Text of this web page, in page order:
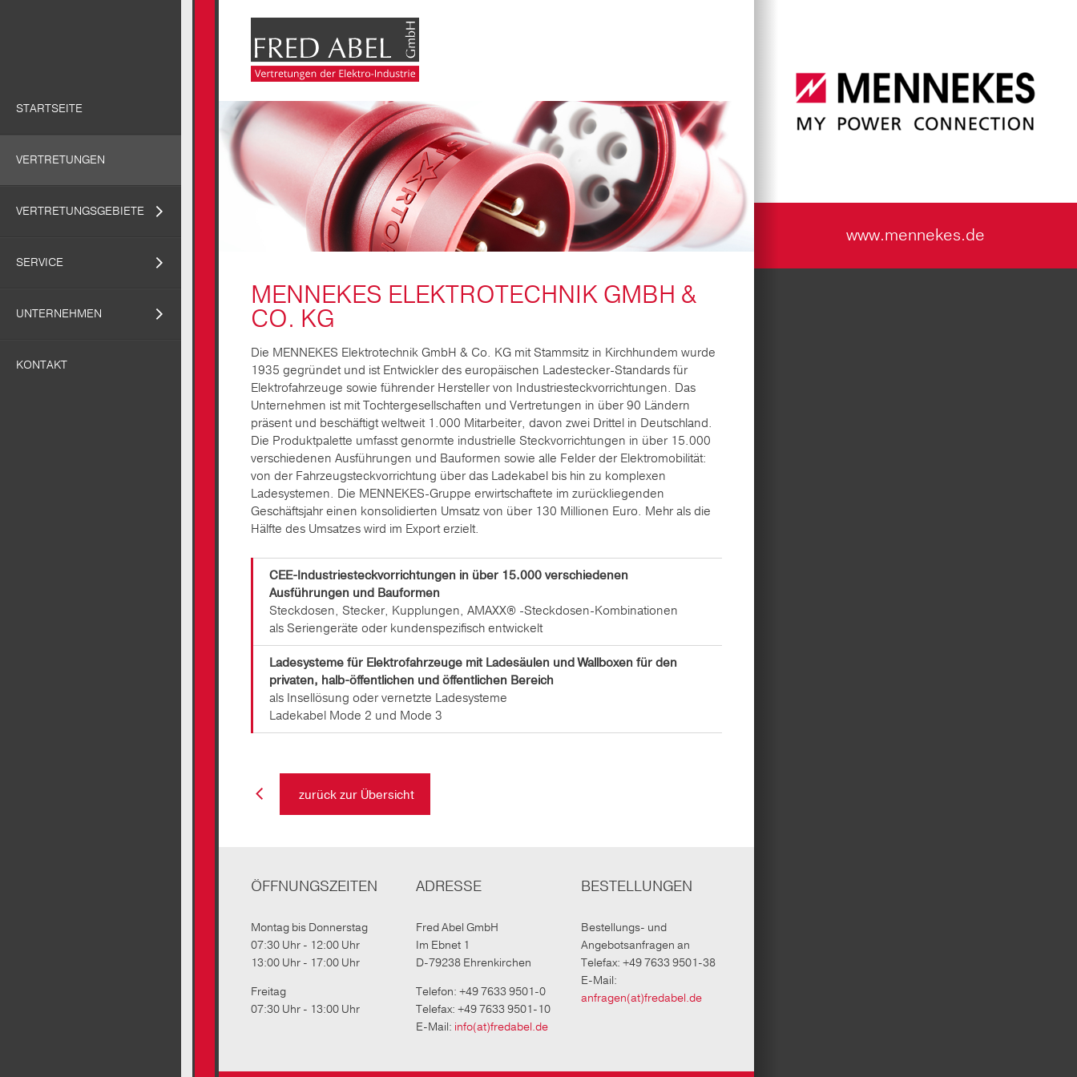
STARTSEITE
VERTRETUNGEN
VERTRETUNGSGEBIETE
SERVICE
UNTERNEHMEN
KONTAKT
MENNEKES ELEKTROTECHNIK GMBH &
CO. KG
Die MENNEKES Elektrotechnik GmbH & Co. KG mit Stammsitz in Kirchhundem wurde
1935 gegründet und ist Entwickler des europäischen Ladestecker-Standards für
Elektrofahrzeuge sowie führender Hersteller von Industriesteckvorrichtungen. Das
Unternehmen ist mit Tochtergesellschaften und Vertretungen in über 90 Ländern
präsent und beschäftigt weltweit 1.000 Mitarbeiter, davon zwei Drittel in Deutschland.
Die Produktpalette umfasst genormte industrielle Steckvorrichtungen in über 15.000
verschiedenen Ausführungen und Bauformen sowie alle Felder der Elektromobilität:
von der Fahrzeugsteckvorrichtung über das Ladekabel bis hin zu komplexen
Ladesystemen. Die MENNEKES-Gruppe erwirtschaftete im zurückliegenden
Geschäftsjahr einen konsolidierten Umsatz von über 130 Millionen Euro. Mehr als die
Hälfte des Umsatzes wird im Export erzielt.
CEE-Industriesteckvorrichtungen in über 15.000 verschiedenen
Ausführungen und Bauformen
Steckdosen, Stecker, Kupplungen, AMAXX® -Steckdosen-Kombinationen
als Seriengeräte oder kundenspezifisch entwickelt
Ladesysteme für Elektrofahrzeuge mit Ladesäulen und Wallboxen für den
privaten, halb-öffentlichen und öffentlichen Bereich
als Insellösung oder vernetzte Ladesysteme
Ladekabel Mode 2 und Mode 3
zurück zur Übersicht
ÖFFNUNGSZEITEN
Montag bis Donnerstag
07:30 Uhr - 12:00 Uhr
13:00 Uhr - 17:00 Uhr
Freitag
07:30 Uhr - 13:00 Uhr
ADRESSE
Fred Abel GmbH
Im Ebnet 1
D-79238 Ehrenkirchen
Telefon: +49 7633 9501-0
Telefax: +49 7633 9501-10
E-Mail: info(at)fredabel.de
BESTELLUNGEN
Bestellungs- und
Angebotsanfragen an
Telefax: +49 7633 9501-38
E-Mail:
anfragen(at)fredabel.de
www.mennekes.de